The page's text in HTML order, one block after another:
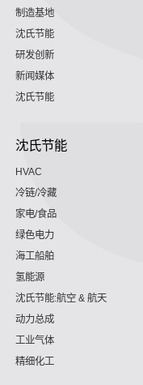
制造基地
沈氏节能
研发创新
新闻媒体
沈氏节能
沈氏节能
HVAC
冷链/冷藏
家电/食品
绿色电力
海工船舶
氢能源
沈氏节能:航空 & 航天
动力总成
工业气体
精细化工